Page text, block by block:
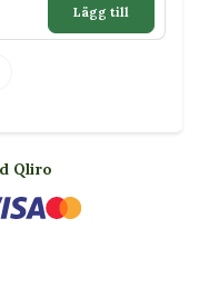
Lägg till
Qliro